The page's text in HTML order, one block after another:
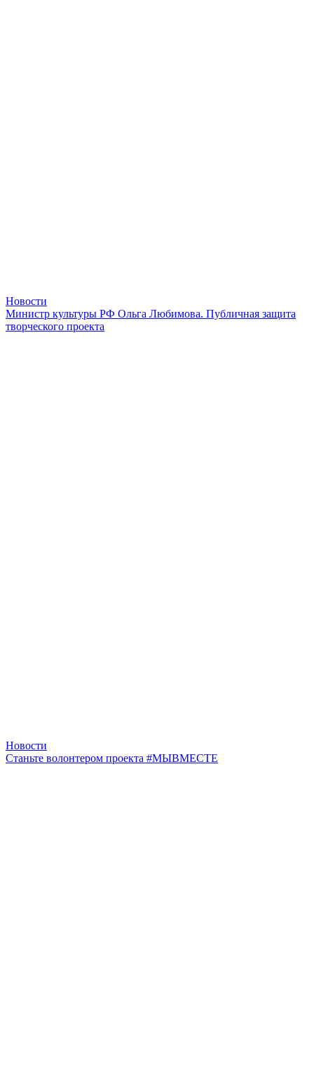
Новости
Министр культуры РФ Ольга Любимова. Публичная защита
творческого проекта
Новости
Станьте волонтером проекта #МЫВМЕСТЕ